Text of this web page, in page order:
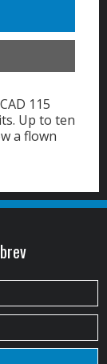
115
Up to ten
a flown